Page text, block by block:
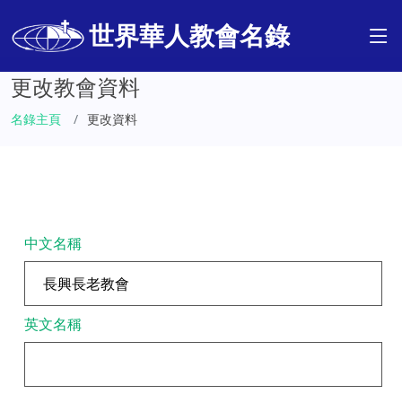
世界華人教會名錄
更改教會資料
名錄主頁 更改資料
中文名稱
英文名稱